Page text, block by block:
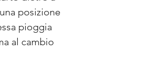
posizione
pioggia
al cambio